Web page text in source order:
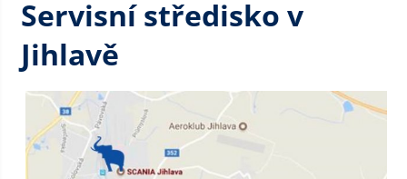
Servisní středisko v
Jihlavě